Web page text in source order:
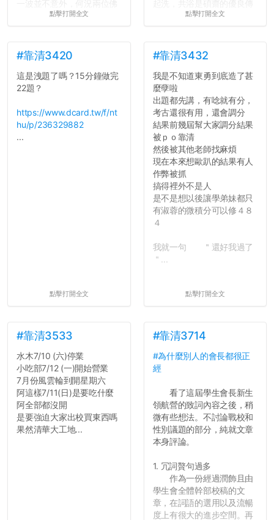
心教授看起來要輕輕放下
長作弊的風氣。
反正老人我明天就要搬離新
竹，之後如何發展與我無
吧XD，祝學弟妹們修課順利
~~...
點擊打開全文
舍房間，都歡迎留言讓我知
道...
點擊打開全文
#靠清3420
這是洩題了嗎？15分鐘做完
22題？
https://www.dcard.tw/f/nt
hu/p/236329882
...
點擊打開全文
#靠清3432
我是不知道東勇到底造了甚
麼孽啦
出題都先講，有唸就有分，
考古還很有用，還會調分
結果前幾屆幫大家調分結果
被ｐｏ靠清
然後被其他老師找麻煩
現在本來想歐趴的結果有人
作弊被抓
搞得裡外不是人
是不是想以後讓學弟妹都只
有淑蓉的微積分可以修４８
４
我就一句 ＂還好我過了
＂...
點擊打開全文
#靠清3533
水木7/10 (六)停業
小吃部7/12 (一)開始營業
7月份風雲輪到開星期六
阿這樣7/11(日)是要吃什麼
阿全部都沒開
是要強迫大家出校買東西嗎
果然清華大工地...
#靠清3714
#為什麼別人的會長都很正
經
看了這屆學生會長新生
領航營的致詞內容之後，稍
微有些想法。不討論戰校和
性別議題的部分，純就文章
本身評論。
1. 冗詞贅句過多
作為一份經過潤飾且由
學生會全體幹部校稿的文
章，在詞語的選用以及流暢
度上有很大的進步空間。再